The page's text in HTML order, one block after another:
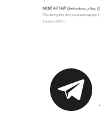
Кыргызстан
Мальдивы